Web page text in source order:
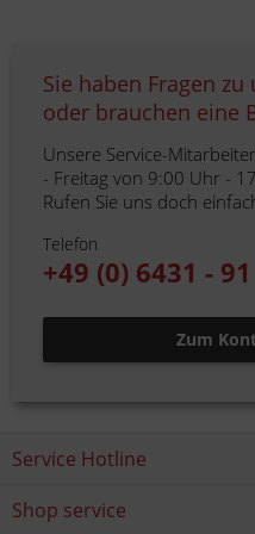
Sie haben Fragen
oder brauchen eine
Unsere Service-
- Freitag von 9:00 Uhr -
Rufen Sie uns doch
Telefon
+49 (0) 6431 -
Zum
Service Hotline
Shop service